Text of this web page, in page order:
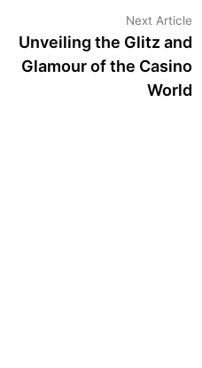
Next Article
Unveiling the Glitz and
Glamour of the Casino
World